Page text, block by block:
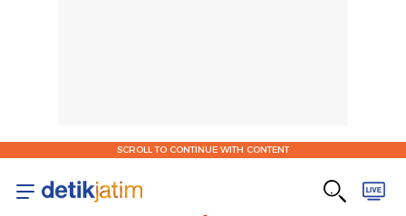
SCROLL TO CONTINUE WITH CONTENT